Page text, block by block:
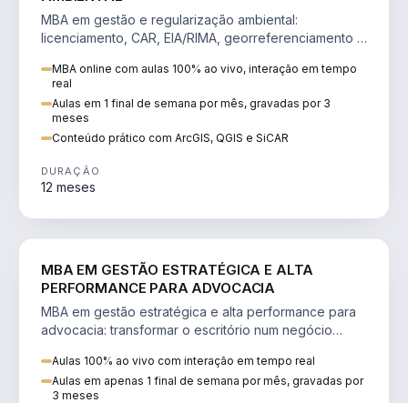
MBA em gestão e regularização ambiental:
licenciamento, CAR, EIA/RIMA, georreferenciamento e
MBA online com aulas 100% ao vivo, interação em tempo
real
Aulas em 1 final de semana por mês, gravadas por 3
meses
Conteúdo prático com ArcGIS, QGIS e SiCAR
DURAÇÃO
12 meses
MBA EM GESTÃO ESTRATÉGICA E ALTA
PERFORMANCE PARA ADVOCACIA
MBA em gestão estratégica e alta performance para
advocacia: transformar o escritório num negócio
Aulas 100% ao vivo com interação em tempo real
Aulas em apenas 1 final de semana por mês, gravadas por
3 meses